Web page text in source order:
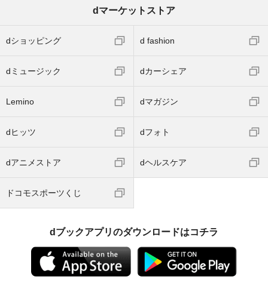
dマーケットストア
dショッピング d fashion
dミュージック dカーシェア
Lemino dマガジン
dヒッツ dフォト
dアニメストア dヘルスケア
ドコモスポーツくじ
dブックアプリのダウンロードはコチラ